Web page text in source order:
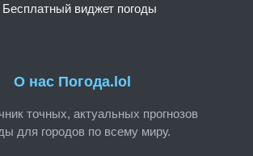
О нас Погода.lol
точных, актуальных прогнозов
для городов по всему миру.
Бесплатный виджет погоды